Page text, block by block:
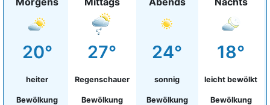
20°
heiter
Bewölkung
27°
Regenschauer
Bewölkung
24°
sonnig
Bewölkung
18°
leicht bewölkt
Bewölkung